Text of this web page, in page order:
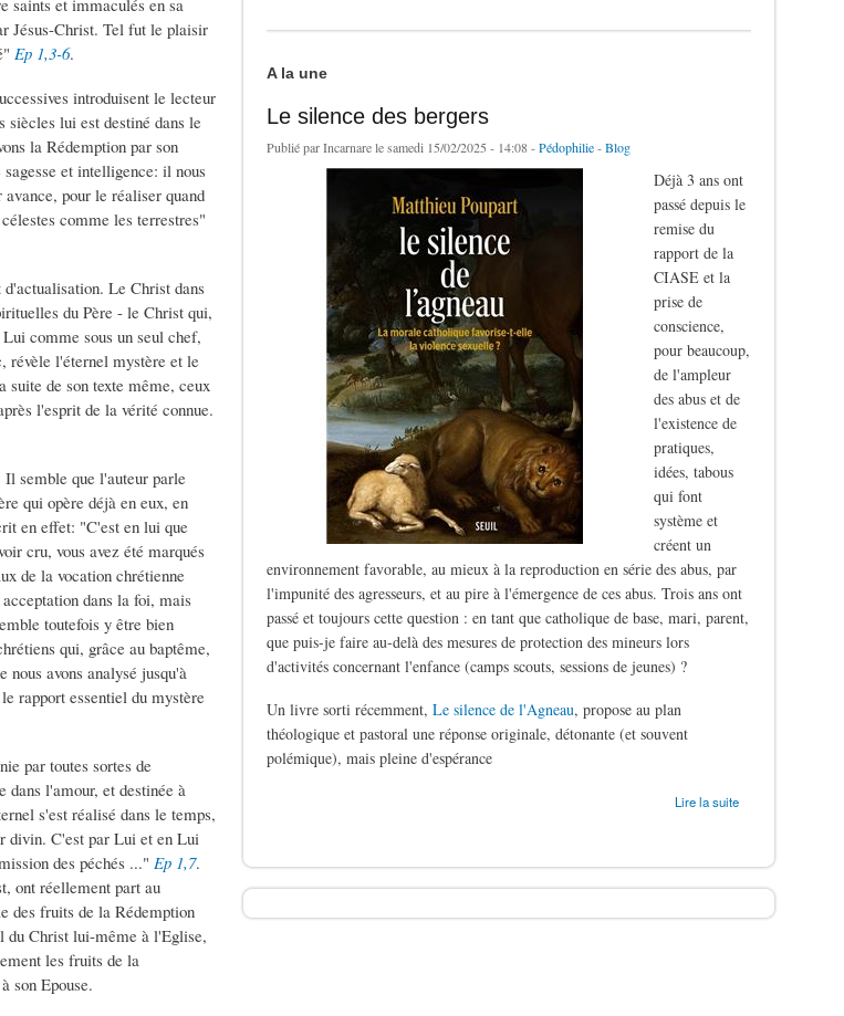
saints et immaculés en sa
Jésus-Christ. Tel fut le plaisir
Ep 1,3-6.
introduisent le lecteur
siècles lui est destiné dans le
la Rédemption par son
et intelligence: il nous
pour le réaliser quand
comme les terrestres"
Le Christ dans
du Père - le Christ qui,
comme sous un seul chef,
révèle l'éternel mystère et le
suite de son texte même, ceux
l'esprit de la vérité connue.
semble que l'auteur parle
qui opère déjà en eux, en
en effet: "C'est en lui que
cru, vous avez été marqués
de la vocation chrétienne
dans la foi, mais
toutefois y être bien
qui, grâce au baptême,
nous avons analysé jusqu'à
rapport essentiel du mystère
par toutes sortes de
dans l'amour, et destinée à
s'est réalisé dans le temps,
divin. C'est par Lui et en Lui
des péchés ..." Ep 1,7.
ont réellement part au
des fruits de la Rédemption
du Christ lui-même à l'Eglise,
les fruits de la
son Epouse.
A la une
Le silence des bergers
Publié parIncarnarele samedi 15/02/2025 - 14:08 -Pédophilie-Blog
Déjà 3 ans ont
passé depuis le
remise du
rapport de la
CIASE et la
prise de
conscience,
pour beaucoup,
de l'ampleur
des abus et de
l'existence de
pratiques,
idées, tabous
qui font
système et
créent un
environnement favorable, au mieux à la reproduction en série des abus, par
l'impunité des agresseurs, et au pire à l'émergence de ces abus. Trois ans ont
passé et toujours cette question : en tant que catholique de base, mari, parent,
que puis-je faire au-delà des mesures de protection des mineurs lors
d'activités concernant l'enfance (camps scouts, sessions de jeunes) ?
Un livre sorti récemment,Le silence de l'Agneau, propose au plan
théologique et pastoral une réponse originale, détonante (et souvent
polémique), mais pleine d'espérance
Lire la suite